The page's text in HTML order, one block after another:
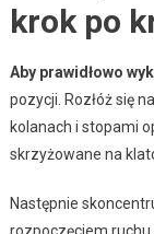
krok po
Aby prawidłowo
pozycji. Rozłóż się
kolanach i stopami
skrzyżowane na
Następnie